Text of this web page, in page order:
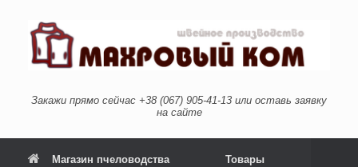
содержанию
Закажи прямо сейчас +38 (067) 905-41-13 или оставь заявку
на сайте
Магазин пчеловодства Товары